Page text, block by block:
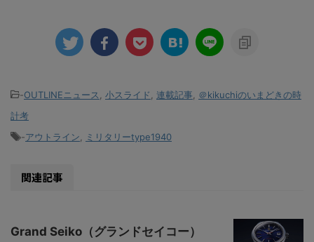
-OUTLINEニュース 小スライド 連載記事
＠kikuchiのいまどきの時
計考
-アウトライン ミリタリーtype1940
関連記事
Grand Seiko（グランドセイコー）